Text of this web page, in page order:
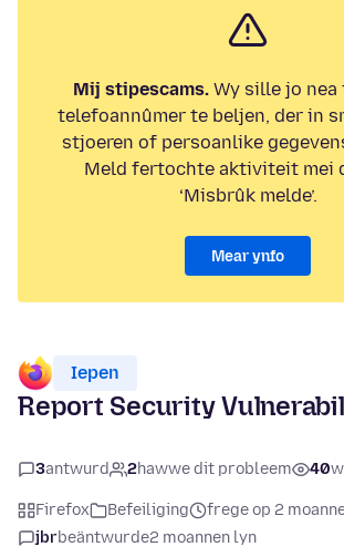
Mij stipescams.Wy sille jo nea
telefoannûmer te beljen, der in
stjoeren of persoanlike
Meld fertochte aktiviteit mei
‘Misbrûk melde’.
Mear ynfo
Iepen
Report Security
3antwurd 2hawwe dit probleem 40
Firefox Befeiliging
frege op 2
jbrbeäntwurde2 moannen lyn